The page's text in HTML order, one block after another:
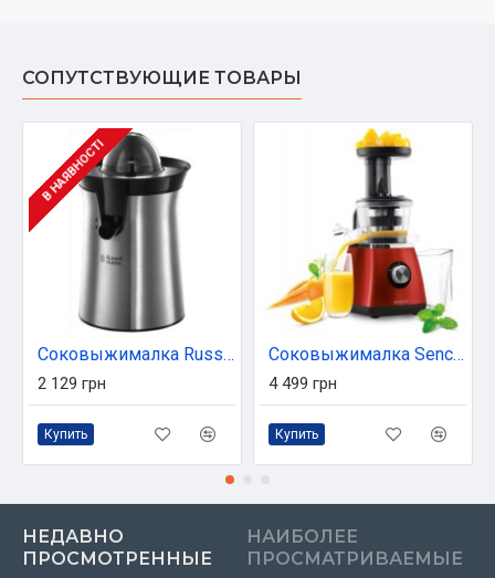
СОПУТСТВУЮЩИЕ ТОВАРЫ
В НАЯВНОСТІ
Соковыжималка Russell Hobbs 22760-56
2 129 грн
Купить
Соковыжималка Sencor SSJ4042RD
4 499 грн
Купить
НЕДАВНО
ПРОСМОТРЕННЫЕ
НАИБОЛЕЕ
ПРОСМАТРИВАЕМЫЕ